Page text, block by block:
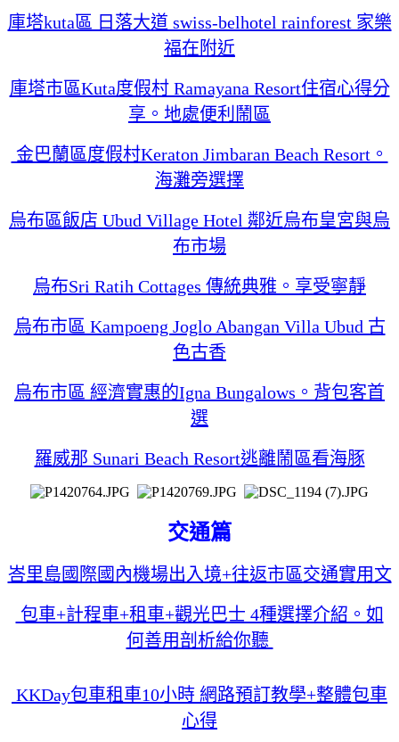
庫塔kuta區 日落大道 swiss-belhotel rainforest 家樂
福在附近
庫塔市區Kuta度假村 Ramayana Resort住宿心得分
享。地處便利鬧區
金巴蘭區度假村Keraton Jimbaran Beach Resort。
海灘旁選擇
烏布區飯店 Ubud Village Hotel 鄰近烏布皇宮與烏
布市場
烏布Sri Ratih Cottages 傳統典雅。享受寧靜
烏布市區 Kampoeng Joglo Abangan Villa Ubud 古
色古香
烏布市區 經濟實惠的Igna Bungalows。背包客首
選
羅威那 Sunari Beach Resort逃離鬧區看海豚
交通篇
峇里島國際國內機場出入境+往返市區交通實用文
包車+計程車+租車+觀光巴士 4種選擇介紹。如
何善用剖析給你聽
KKDay包車租車10小時 網路預訂教學+整體包車
心得